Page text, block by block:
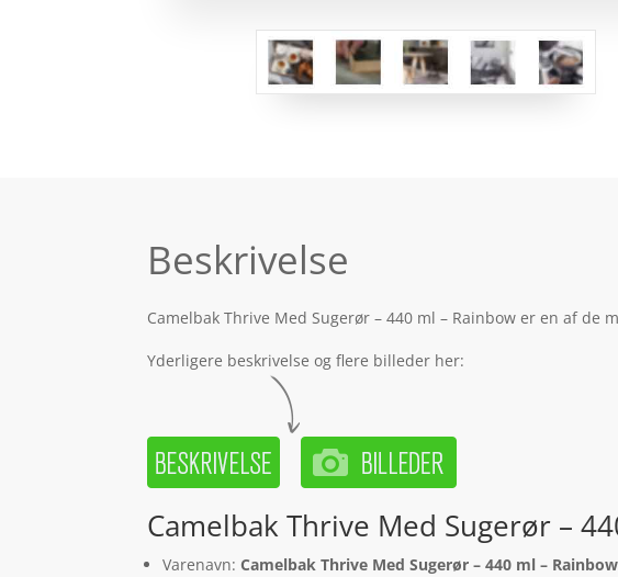
Beskrivelse
Camelbak Thrive Med Sugerør – 440 ml – Rainbow er en af
Yderligere beskrivelse og flere billeder her:
Camelbak Thrive Med Sugerør –
Varenavn: Camelbak Thrive Med Sugerør – 440 ml – Rainbow